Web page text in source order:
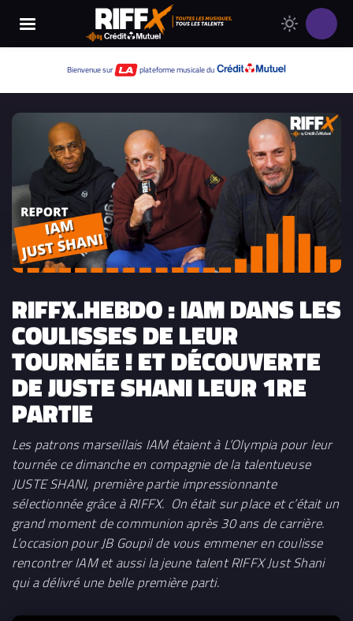
Bienvenue sur plateforme musicale du
Changer
de
RIFFX
Thème
clair
RIFFX.HEBDO : IAM DANS LES
COULISSES DE LEUR
TOURNÉE ! ET DÉCOUVERTE
DE JUSTE SHANI LEUR 1RE
PARTIE
Les patrons marseillais IAM étaient à L’Olympia pour leur
tournée ce dimanche en compagnie de la talentueuse
JUSTE SHANI, première partie impressionnante
sélectionnée grâce à RIFFX. On était sur place et c’était un
grand moment de communion après 30 ans de carrière.
L’occasion pour JB Goupil de vous emmener en coulisse
rencontrer IAM et aussi la jeune talent RIFFX Just Shani
qui a délivré une belle première parti.